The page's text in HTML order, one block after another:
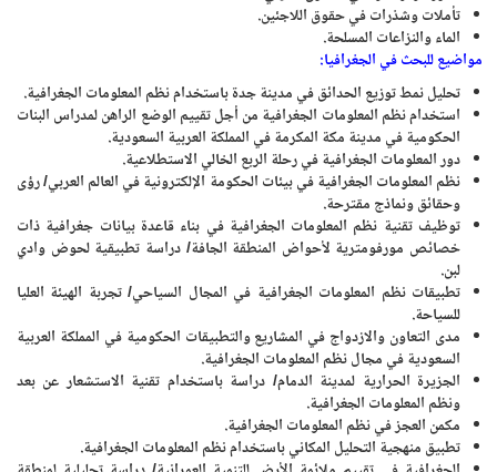
تأملات وشذرات في حقوق اللاجئين.
الماء والنزاعات المسلحة.
مواضيع للبحث في الجغرافيا:
تحليل نمط توزيع الحدائق في مدينة جدة باستخدام نظم المعلومات الجغرافية.
استخدام نظم المعلومات الجغرافية من أجل تقييم الوضع الراهن لمدراس البنات
الحكومية في مدينة مكة المكرمة في المملكة العربية السعودية.
دور المعلومات الجغرافية في رحلة الربع الخالي الاستطلاعية.
نظم المعلومات الجغرافية في بيئات الحكومة الإلكترونية في العالم العربي/ رؤى
وحقائق ونماذج مقترحة.
توظيف تقنية نظم المعلومات الجغرافية في بناء قاعدة بيانات جغرافية ذات
خصائص مورفومترية لأحواض المنطقة الجافة/ دراسة تطبيقية لحوض وادي
لبن.
تطبيقات نظم المعلومات الجغرافية في المجال السياحي/ تجربة الهيئة العليا
للسياحة.
مدى التعاون والازدواج في المشاريع والتطبيقات الحكومية في المملكة العربية
السعودية في مجال نظم المعلومات الجغرافية.
الجزيرة الحرارية لمدينة الدمام/ دراسة باستخدام تقنية الاستشعار عن بعد
ونظم المعلومات الجغرافية.
مكمن العجز في نظم المعلومات الجغرافية.
تطبيق منهجية التحليل المكاني باستخدام نظم المعلومات الجغرافية.